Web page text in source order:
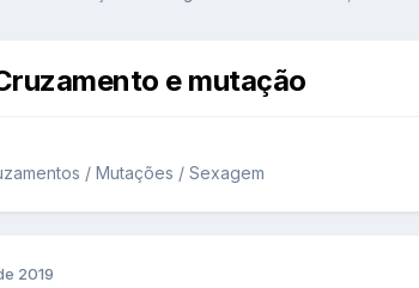
e mutação
/ Mutações / Sexagem
2019